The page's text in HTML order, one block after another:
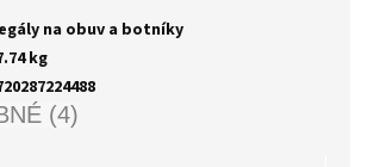
na obuv a botníky
kg
(4)